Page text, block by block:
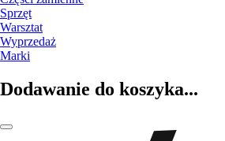
Sprzęt
Warsztat
Wyprzedaż
Marki
Dodawanie do koszyka...